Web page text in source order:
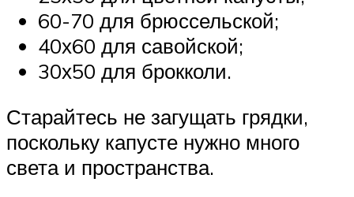
60-70 для брюссельской;
40х60 для савойской;
30х50 для брокколи.
Старайтесь не загущать грядки,
поскольку капусте нужно много
света и пространства.